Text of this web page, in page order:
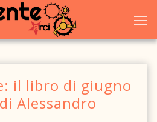
Home
il libro di giugno
di Alessandro